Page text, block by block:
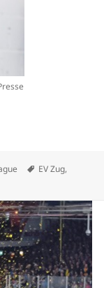
Schlagwörter
EV Zug,